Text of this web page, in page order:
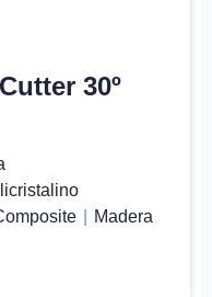
30º
Madera